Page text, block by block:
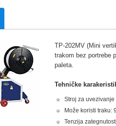
TP-202MV (Mini
trakom bez portrebe
paleta.
Tehničke
Stroj za uvezivanje
Može koristi traku:
Tenzija